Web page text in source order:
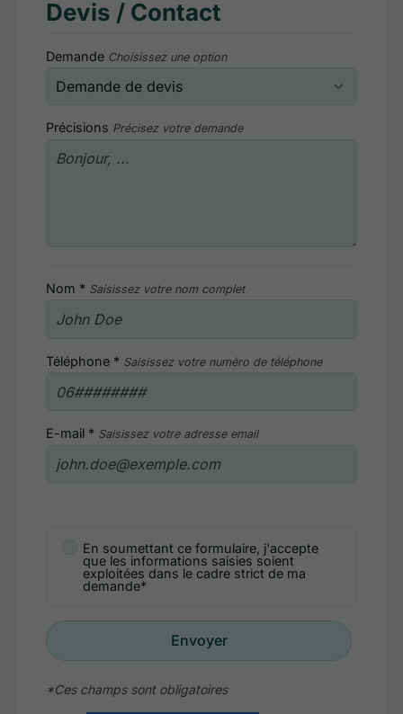
Devis / Contact
Demande Choisissez une option
Précisions Précisez votre demande
Nom * Saisissez votre nom complet
Téléphone * Saisissez votre numéro de téléphone
E-mail * Saisissez votre adresse email
En soumettant ce formulaire, j'accepte
que les informations saisies soient
exploitées dans le cadre strict de ma
demande*
Envoyer
*Ces champs sont obligatoires